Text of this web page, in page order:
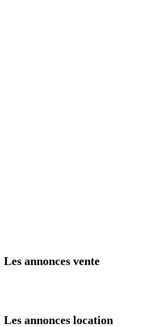
Les annonces vente
Les annonces location